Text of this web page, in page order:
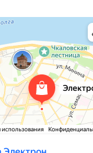
Новгороде
продукция в Нижнем